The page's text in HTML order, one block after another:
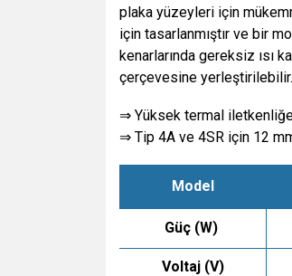
plaka yüzeyleri için
için tasarlanmıştır ve bir
kenarlarında gereksiz ısı
çerçevesine yerleştirilebilir.
⇒ Yüksek termal iletkenliğe
⇒ Tip 4A ve 4SR için 12
Model
Güç (W)
Voltaj (V)